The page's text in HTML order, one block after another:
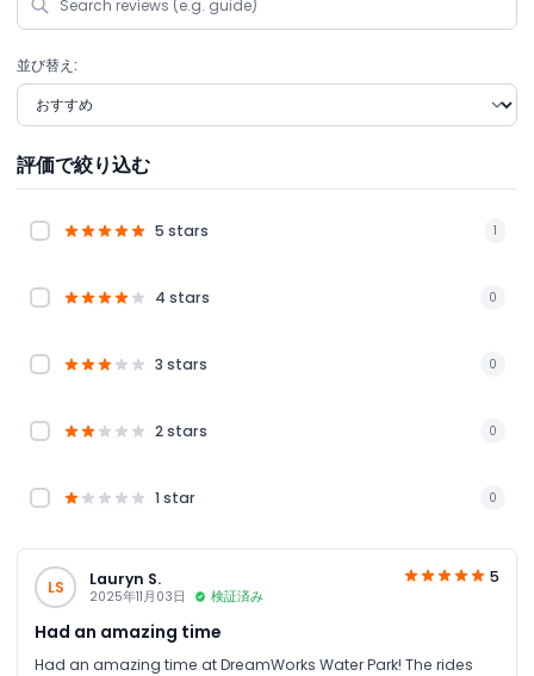
並び替え:
評価で絞り込む
5 stars 1
4 stars 0
3 stars 0
2 stars 0
1 star 0
LS Lauryn S.
2025年11月03日 検証済み
5
Had an amazing time
Had an amazing time at DreamWorks Water Park! The rides